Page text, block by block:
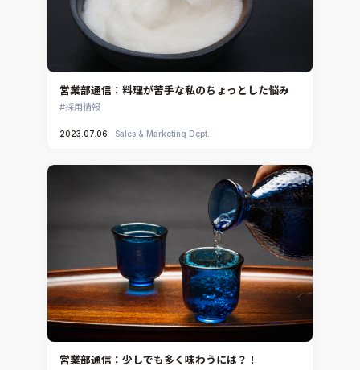
営業部通信：料理が苦手な私のちょっとした悩み
採用情報
2023.07.06 Sales & Marketing Dept.
営業部通信：少しでも多く味わうには？！